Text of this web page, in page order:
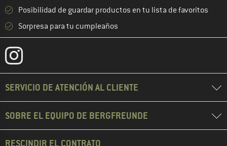
Posibilidad de guardar productos en tu lista de favoritos
Sorpresa para tu cumpleaños
SERVICIO DE ATENCIÓN AL CLIENTE
SOBRE EL EQUIPO DE BERGFREUNDE
RESCINDIR EL CONTRATO